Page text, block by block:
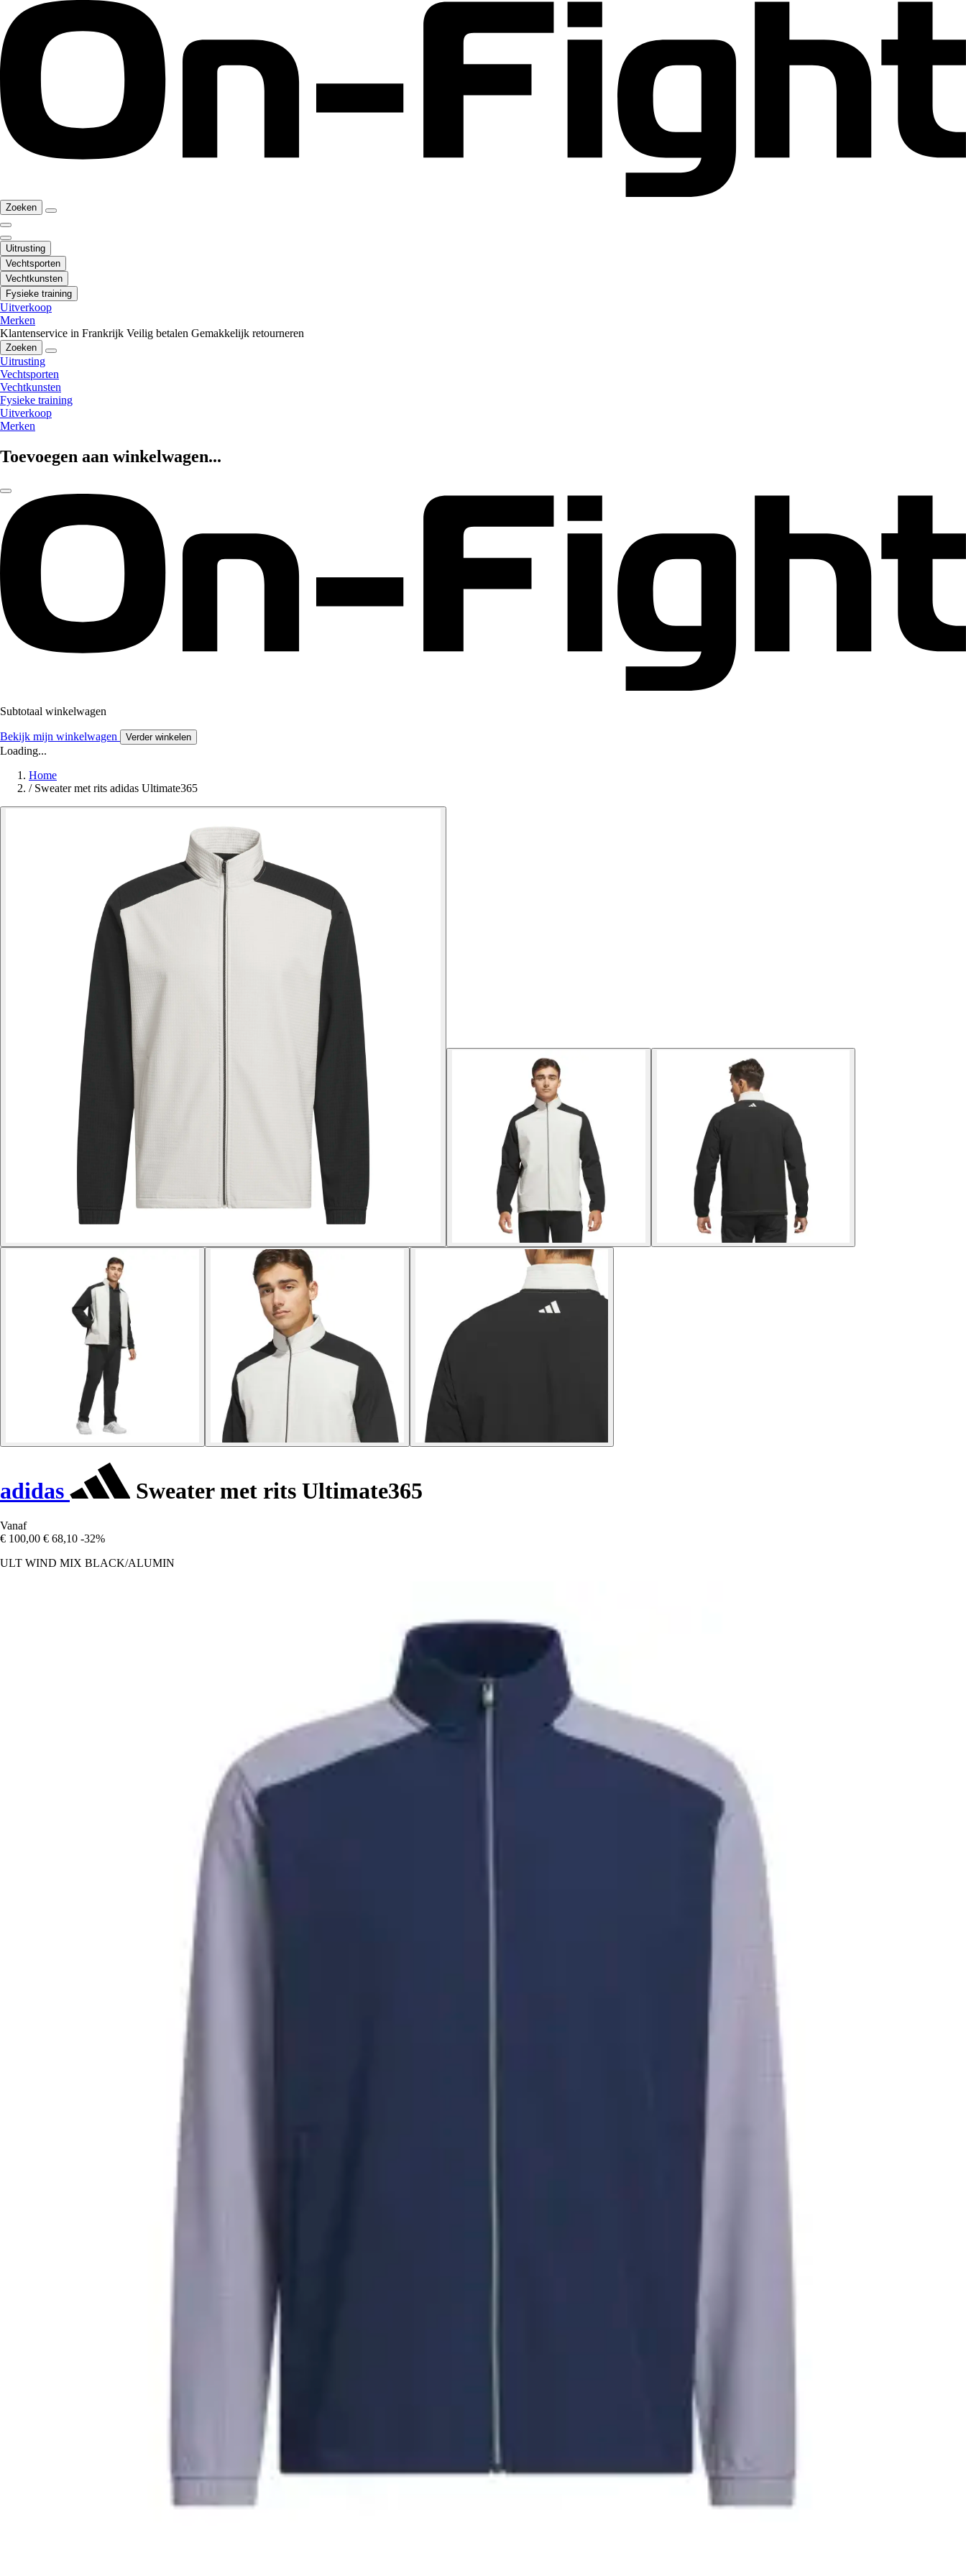
Zoeken
Uitrusting
Vechtsporten
Vechtkunsten
Fysieke training
Uitverkoop
Merken
Klantenservice in Frankrijk Veilig betalen Gemakkelijk retourneren
Zoeken
Uitrusting
Vechtsporten
Vechtkunsten
Fysieke training
Uitverkoop
Merken
Toevoegen aan winkelwagen...
Subtotaal winkelwagen
Bekijk mijn winkelwagen Verder winkelen
Loading...
Home
/ Sweater met rits adidas Ultimate365
adidas Sweater met rits Ultimate365
Vanaf
€ 100,00 € 68,10 -32%
ULT WIND MIX BLACK/ALUMIN